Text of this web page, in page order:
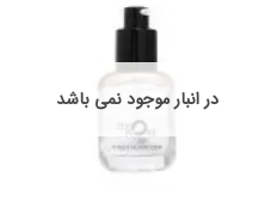
در انبار موجود نمی باشد